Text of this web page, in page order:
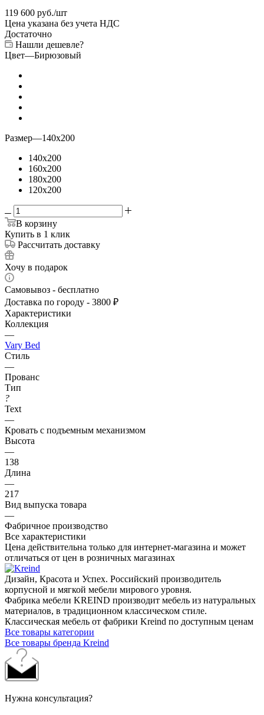
119 600 руб./шт
Цена указана без учета НДС
Достаточно
Нашли дешевле?
Цвет—Бирюзовый
Размер—140x200
140x200
160x200
180x200
120x200
В корзину
Купить в 1 клик
Рассчитать доставку
Хочу в подарок
Самовывоз - бесплатно
Доставка по городу - 3800 ₽
Характеристики
Коллекция
—
Vary Bed
Стиль
—
Прованс
Тип
?
Text
—
Кровать с подъемным механизмом
Высота
—
138
Длина
—
217
Вид выпуска товара
—
Фабричное производство
Все характеристики
Цена действительна только для интернет-магазина и может
отличаться от цен в розничных магазинах
Дизайн, Красота и Успех. Российский производитель
корпусной и мягкой мебели мирового уровня.
Фабрика мебели KREIND производит мебель из натуральных
материалов, в традиционном классическом стиле.
Классическая мебель от фабрики Kreind по доступным ценам
Все товары категории
Все товары бренда Kreind
Нужна консультация?